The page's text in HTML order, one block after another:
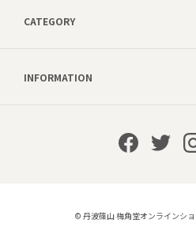
CATEGORY
INFORMATION
© 丹波篠山 梅角堂オンラインシ